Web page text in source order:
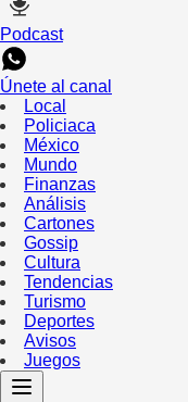
Podcast
Únete al canal
Local
Policiaca
México
Mundo
Finanzas
Análisis
Cartones
Gossip
Cultura
Tendencias
Turismo
Deportes
Avisos
Juegos